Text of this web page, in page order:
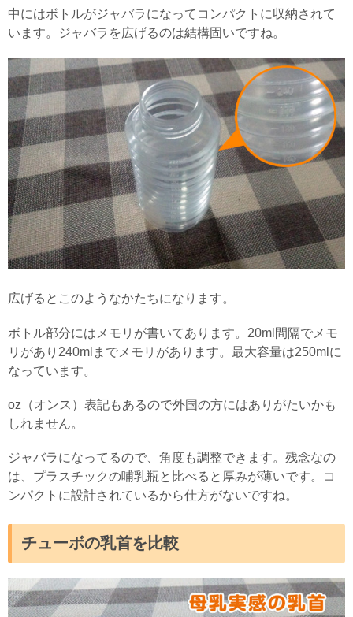
中にはボトルがジャバラになってコンパクトに収納されて
います。ジャバラを広げるのは結構固いですね。
広げるとこのようなかたちになります。
ボトル部分にはメモリが書いてあります。20ml間隔でメモ
リがあり240mlまでメモリがあります。最大容量は250mlに
なっています。
oz（オンス）表記もあるので外国の方にはありがたいかも
しれません。
ジャバラになってるので、角度も調整できます。残念なの
は、プラスチックの哺乳瓶と比べると厚みが薄いです。コ
ンパクトに設計されているから仕方がないですね。
チューボの乳首を比較